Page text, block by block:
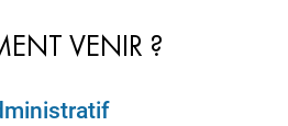
VENIR ?